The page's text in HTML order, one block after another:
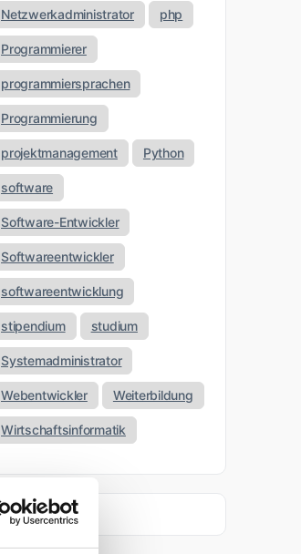
Netzwerkadministrator php
Programmierer
programmiersprachen
Programmierung
projektmanagement Python
software
Software-Entwickler
Softwareentwickler
softwareentwicklung
stipendium studium
Systemadministrator
Webentwickler Weiterbildung
Wirtschaftsinformatik